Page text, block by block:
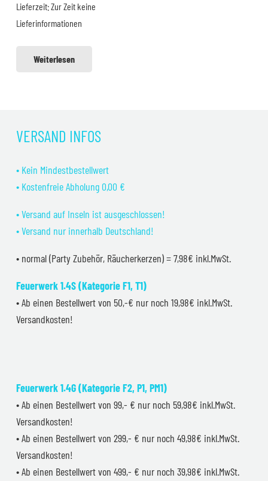
Lieferzeit:Zur Zeit keine
Lieferinformationen
Weiterlesen
VERSAND INFOS
• Kein Mindestbestellwert
• Kostenfreie Abholung 0,00 €
• Versand auf Inseln ist ausgeschlossen!
• Versand nur innerhalb Deutschland!
• normal (Party Zubehör, Räucherkerzen) = 7,98€ inkl.MwSt.
Feuerwerk 1.4S (Kategorie F1, T1)
• Ab einen Bestellwert von 50,-€ nur noch 19,98€ inkl.MwSt.
Versandkosten!
Feuerwerk 1.4G (Kategorie F2, P1, PM1)
• Ab einen Bestellwert von 99,- € nur noch 59,98€ inkl.MwSt.
Versandkosten!
• Ab einen Bestellwert von 299,- € nur noch 49,98€ inkl.MwSt.
Versandkosten!
• Ab einen Bestellwert von 499,- € nur noch 39,98€ inkl.MwSt.